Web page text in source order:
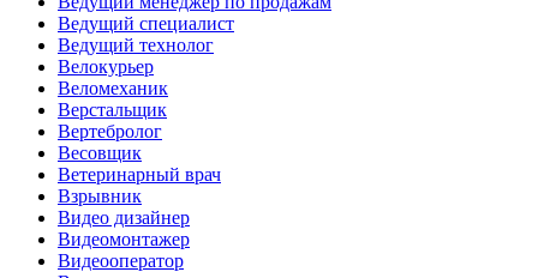
Ведущий специалист
Ведущий технолог
Велокурьер
Веломеханик
Верстальщик
Вертебролог
Весовщик
Ветеринарный врач
Взрывник
Видео дизайнер
Видеомонтажер
Видеооператор